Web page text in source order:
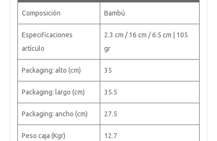
Composición Bambú
Especificaciones
artículo
2.3 cm / 16 cm / 6.5 cm | 105
gr
Packaging: alto (cm) 35
Packaging: largo (cm) 35.5
Packaging: ancho (cm) 27.5
Peso caja (Kgr) 12.7